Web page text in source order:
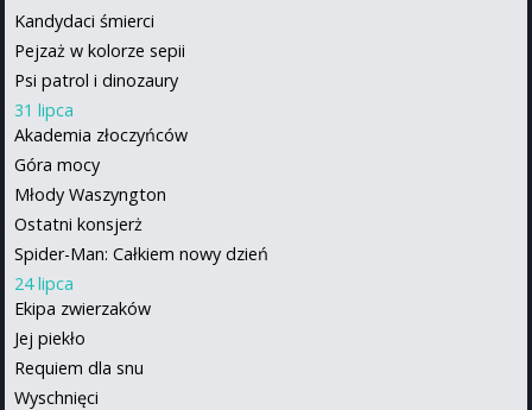
Kandydaci śmierci
Pejzaż w kolorze sepii
Psi patrol i dinozaury
31 lipca
Akademia złoczyńców
Góra mocy
Młody Waszyngton
Ostatni konsjerż
Spider-Man: Całkiem nowy dzień
24 lipca
Ekipa zwierzaków
Jej piekło
Requiem dla snu
Wyschnięci